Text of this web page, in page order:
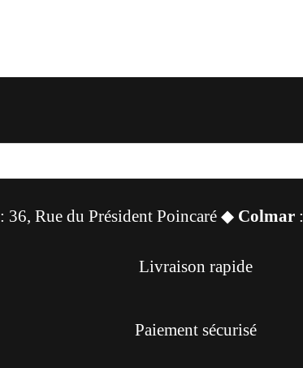
: 36, Rue du Président Poincaré ◆ Colmar
Livraison rapide
Paiement sécurisé